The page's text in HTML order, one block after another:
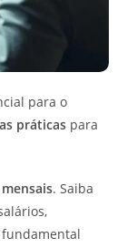
para o
práticas para
. Saiba